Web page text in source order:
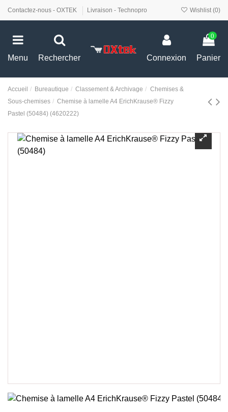
Contactez-nous - OXTEK Livraison - Technopro Wishlist (0)
Menu Rechercher Connexion
0
Panier
Accueil Bureautique Classement & Archivage
Chemises &
Sous-chemises
Chemise à lamelle A4 ErichKrause® Fizzy
Pastel (50484) (4620222)